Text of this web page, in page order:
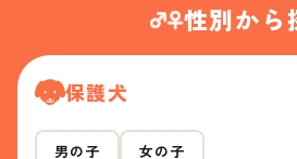
性別から
保護犬
男の子 女の子